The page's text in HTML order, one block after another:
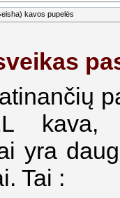
kavos pupelės
kava,
yra
Tai :